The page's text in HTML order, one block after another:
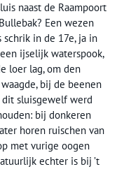
naast de Raampoort
Een wezen
in de 17e, ja in
ijselijk waterspook,
loer lag, om den
bij de beenen
sluisgewelf werd
bij donkeren
horen ruischen van
met vurige oogen
echter is bij ’t